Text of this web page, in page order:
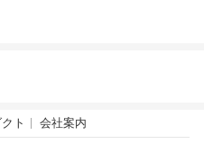
ト 会社案内